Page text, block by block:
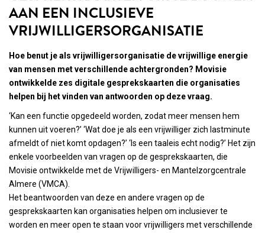
AAN EEN INCLUSIEVE
VRIJWILLIGERSORGANISATIE
Hoe benut je als vrijwilligersorganisatie de vrijwillige energie
van mensen met verschillende achtergronden? Movisie
ontwikkelde zes digitale gesprekskaarten die organisaties
helpen bij het vinden van antwoorden op deze vraag.
‘Kan een functie opgedeeld worden, zodat meer mensen hem
kunnen uit voeren?’ ‘Wat doe je als een vrijwilliger zich lastminute
afmeldt of niet komt opdagen?’ ‘Is een taaleis echt nodig?’ Het zijn
enkele voorbeelden van vragen op de gesprekskaarten, die
Movisie ontwikkelde met de Vrijwilligers- en Mantelzorgcentrale
Almere (VMCA).
Het beantwoorden van deze en andere vragen op de
gesprekskaarten kan organisaties helpen om inclusiever te
worden en meer open te staan voor vrijwilligers met verschillende